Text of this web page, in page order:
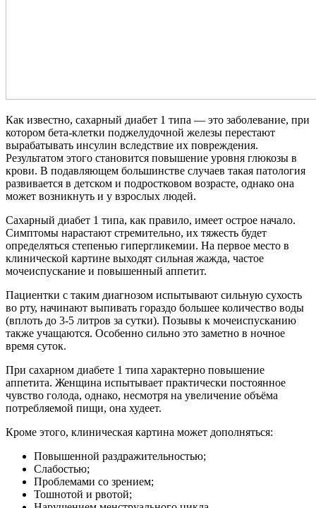
Как известно, сахарный диабет 1 типа — это заболевание, при
котором бета-клетки поджелудочной железы перестают
вырабатывать инсулин вследствие их повреждения.
Результатом этого становится повышение уровня глюкозы в
крови. В подавляющем большинстве случаев такая патология
развивается в детском и подростковом возрасте, однако она
может возникнуть и у взрослых людей.
Сахарный диабет 1 типа, как правило, имеет острое начало.
Симптомы нарастают стремительно, их тяжесть будет
определяться степенью гипергликемии. На первое место в
клинической картине выходят сильная жажда, частое
мочеиспускание и повышенный аппетит.
Пациентки с таким диагнозом испытывают сильную сухость
во рту, начинают выпивать гораздо большее количество воды
(вплоть до 3-5 литров за сутки). Позывы к мочеиспусканию
также учащаются. Особенно сильно это заметно в ночное
время суток.
При сахарном диабете 1 типа характерно повышение
аппетита. Женщина испытывает практически постоянное
чувство голода, однако, несмотря на увеличение объёма
потребляемой пищи, она худеет.
Кроме этого, клиническая картина может дополняться:
Повышенной раздражительностью;
Слабостью;
Проблемами со зрением;
Тошнотой и рвотой;